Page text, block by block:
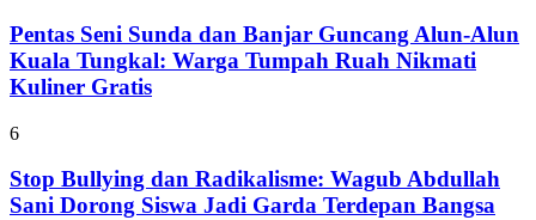
Pentas Seni Sunda dan Banjar Guncang Alun-Alun
Kuala Tungkal: Warga Tumpah Ruah Nikmati
Kuliner Gratis
6
Stop Bullying dan Radikalisme: Wagub Abdullah
Sani Dorong Siswa Jadi Garda Terdepan Bangsa